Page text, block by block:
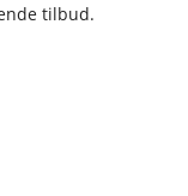
tilbud.